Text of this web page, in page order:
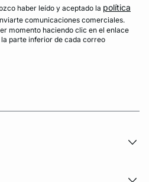
haber leído y aceptado la política
comunicaciones comerciales.
momento haciendo clic en el enlace
parte inferior de cada correo